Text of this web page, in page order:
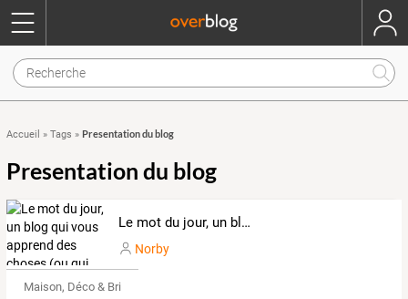
Accueil » Tags » Presentation du blog
Presentation du blog
Le mot du jour, un blog qui vous apprend des choses (ou qui essaye) ...
Norby
Maison, Déco & Bricolage